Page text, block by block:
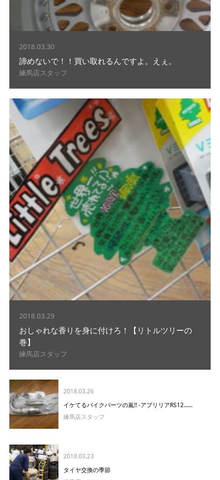
2018.03.30
諦めないで！！買い取れるんですよ。えぇ。
練馬店スタッフ
2018.03.29
おしゃれな香りを身に付けろ！【リトルツリーの
巻】
練馬店スタッフ
2018.03.26
イケてるバイクパーツの嵐!! -アプリリアRS12......
練馬店スタッフ
2018.03.23
タイヤ交換の季節